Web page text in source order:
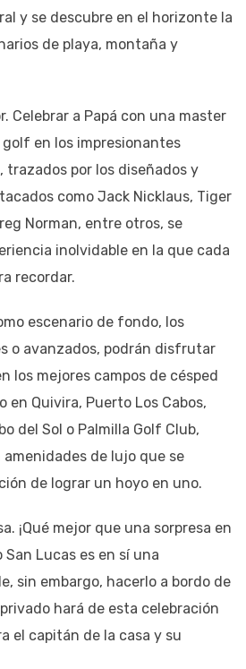
y se descubre en el horizonte la
de playa, montaña y
Celebrar a Papá con una master
en los impresionantes
trazados por los diseñados y
como Jack Nicklaus, Tiger
Norman, entre otros, se
inolvidable en la que cada
recordar.
escenario de fondo, los
o avanzados, podrán disfrutar
los mejores campos de césped
en Quivira, Puerto Los Cabos,
del Sol o Palmilla Golf Club,
de lujo que se
de lograr un hoyo en uno.
¡Qué mejor que una sorpresa en
San Lucas es en sí una
sin embargo, hacerlo a bordo de
hará de esta celebración
el capitán de la casa y su